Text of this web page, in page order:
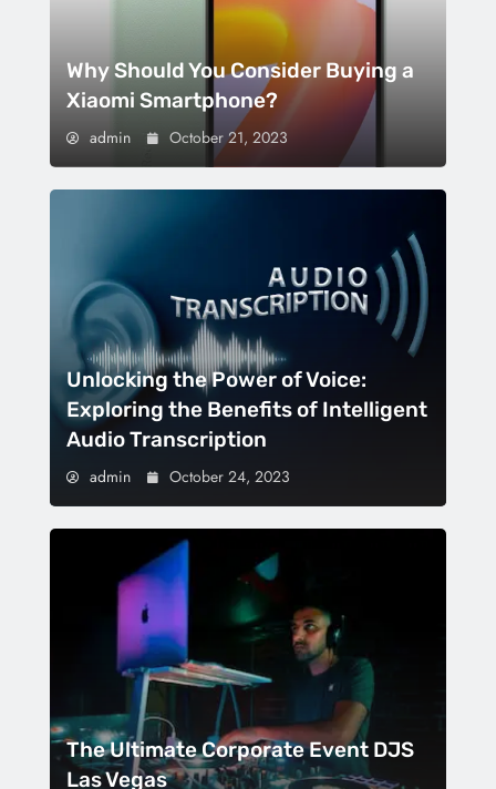
Why Should You Consider Buying a
Xiaomi Smartphone?
admin October 21, 2023
Unlocking the Power of Voice:
Exploring the Benefits of Intelligent
Audio Transcription
admin October 24, 2023
The Ultimate Corporate Event DJS
Las Vegas